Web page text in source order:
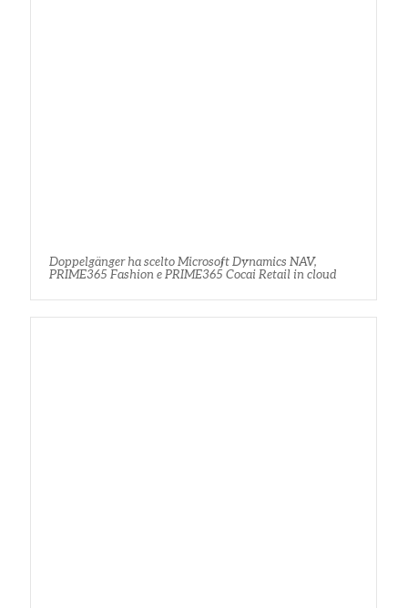
Doppelgänger ha scelto Microsoft Dynamics NAV,
PRIME365 Fashion e PRIME365 Cocai Retail in cloud